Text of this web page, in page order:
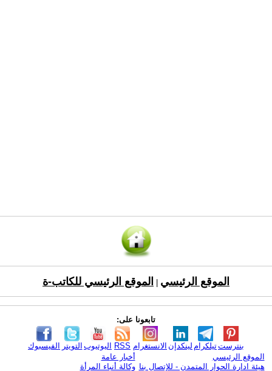
الموقع الرئيسي الموقع الرئيسي للكاتب-ة
تابعونا على:
الفيسبوك التويتر اليوتيوب RSS الانستغرام لينكدإن تيلكرامبنترست
الموقع الرئيسي
هيئة ادارة الحوار المتمدن - للإتصال بنا
أخبار عامة
وكالة أنباء المرأة